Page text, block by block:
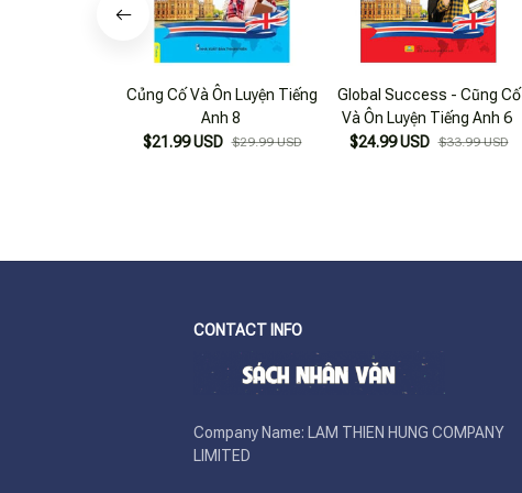
Củng Cố Và Ôn Luyện Tiếng
Anh 8
$21.99 USD $29.99 USD
Global Success - Cũng Cố
Và Ôn Luyện Tiếng Anh 6
$24.99 USD $33.99 USD
CONTACT INFO
Company Name: LAM THIEN HUNG COMPANY
LIMITED